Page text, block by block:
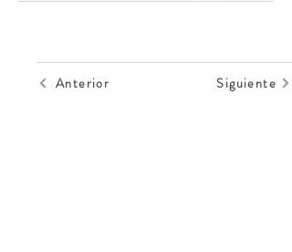
Anterior Siguiente